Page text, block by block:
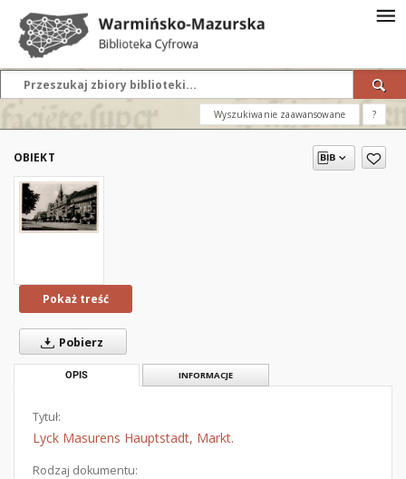
Wyszukiwanie zaawansowane ?
OBIEKT
Pokaż treść
Pobierz
OPIS INFORMACJE
Tytuł:
Lyck Masurens Hauptstadt, Markt.
Rodzaj dokumentu: